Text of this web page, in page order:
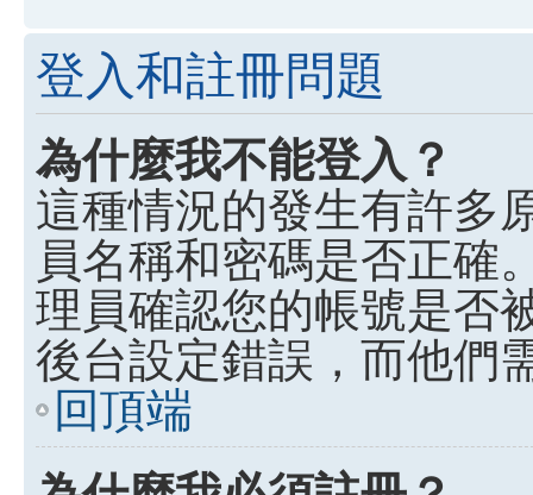
登入和註冊問題
為什麼我不能登入？
這種情況的發生有許多
員名稱和密碼是否正確
理員確認您的帳號是否
後台設定錯誤，而他們
回頂端